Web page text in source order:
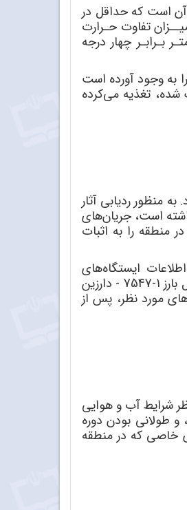
آن است که حداقل در
بیشتر شــود، میــزان تفاوت حـرارت
بـا زمـان حاضر بیشتـر می‌شود. برای مثال، اگر تفاوت دمای متوسط سالانه گذشته و کنونی در دشتی بـا ارتفـاع 1600 متـر بـرابـر چهار درجه
به وجود آورده است
خشک شده، تغذیه می‌کرده
منظور ردیابی آثار
است، جریان‌های
منطقه را به اثبات
ایستگاه‌های
هواشناسی، عکس‌های هوایی و ماهواره‌ای، نقشه‌های توپوگرافی محدوده مورد مطالعه با مقیاس 50000/1 (شیت دهبکری 2-7548 ـ جبال بارز 1-7547 - دارزین
مورد نظر، پس از
شرایط آب و هوایی
و طولانی بودن دوره
خاصی که در منطقه